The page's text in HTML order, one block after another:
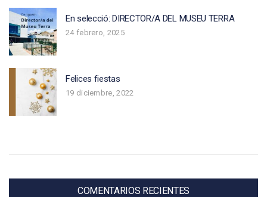
En selecció: DIRECTOR/A DEL MUSEU TERRA
24 febrero, 2025
Felices fiestas
19 diciembre, 2022
COMENTARIOS RECIENTES